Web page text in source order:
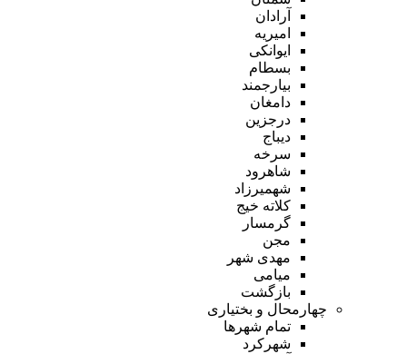
آرادان
امیریه
ایوانکی
بسطام
بیارجمند
دامغان
درجزین
دیباج
سرخه
شاهرود
شهمیرزاد
کلاته خیج
گرمسار
مجن
مهدی شهر
میامی
بازگشت
چهارمحال و بختیاری
تمام شهر‌ها
شهرکرد